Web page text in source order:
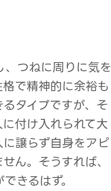
つねに周りに気を
で精神的に余裕も
タイプですが、そ
付け入れられて大
譲らず自身をアピ
ん。そうすれば、
きるはず。